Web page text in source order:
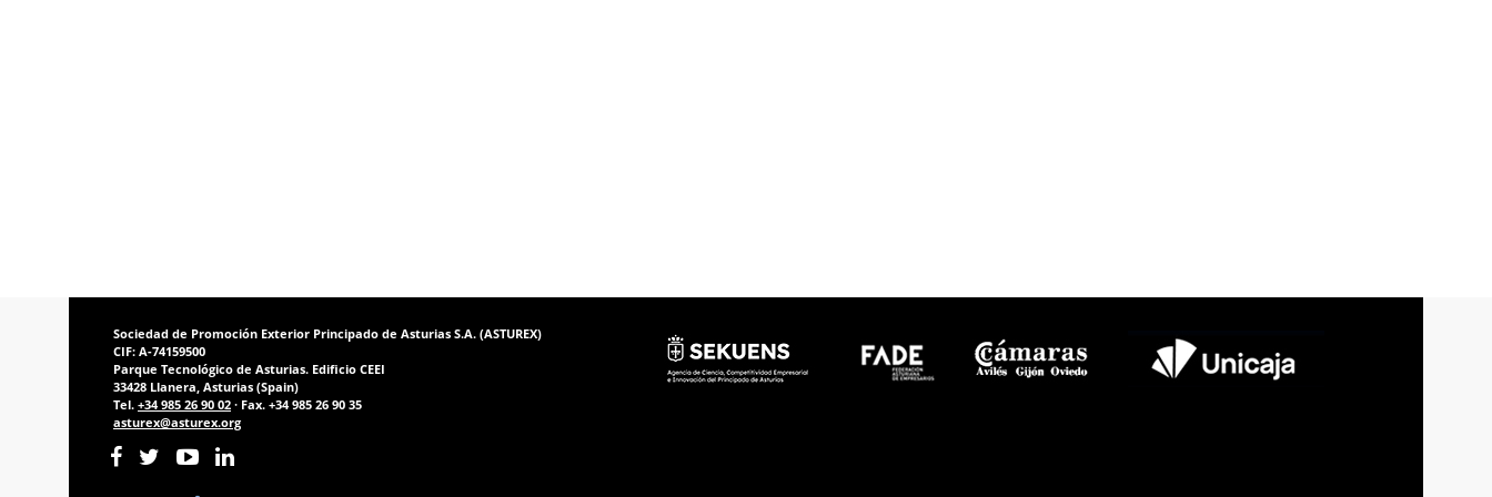
Sociedad de Promoción Exterior Principado de Asturias S.A. (ASTUREX)
CIF: A-74159500
Parque Tecnológico de Asturias. Edificio CEEI
33428 Llanera, Asturias (Spain)
Tel. +34 985 26 90 02 · Fax. +34 985 26 90 35
asturex@asturex.org